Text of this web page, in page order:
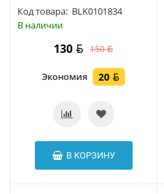
Код товара: BLK0101834
В наличии
130 150
Экономия 20
В КОРЗИНУ